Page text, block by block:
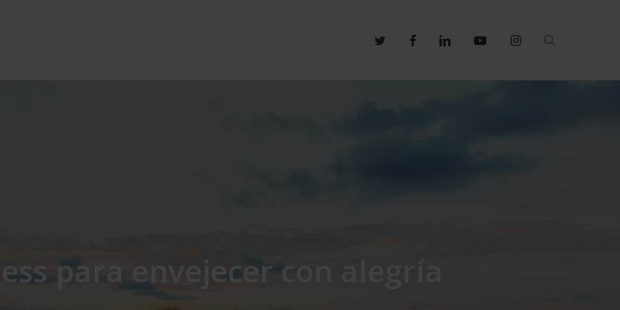
twitter facebooklinkedin youtube instagram
para envejecer con alegría